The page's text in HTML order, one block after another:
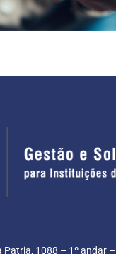
Patria, 1088 – 1º andar –